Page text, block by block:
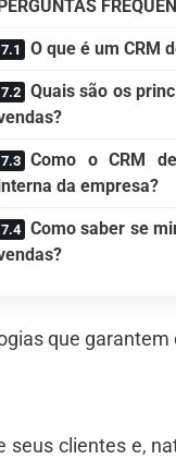
O que é um CRM
Quais são os
Como o CRM
da empresa?
Como saber se
que
clientes e,